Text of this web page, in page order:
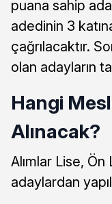
puana sahip
adedinin 3
çağrılacaktır.
olan adayların
Hangi
Alınacak?
Alımlar Lise,
adaylardan